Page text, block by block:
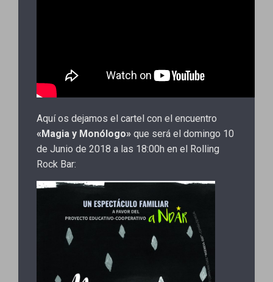
Aquí os dejamos el cartel con el encuentro
«Magia y Monólogo» que será el domingo 10
de Junio de 2018 a las 18:00h en el Rolling
Rock Bar: